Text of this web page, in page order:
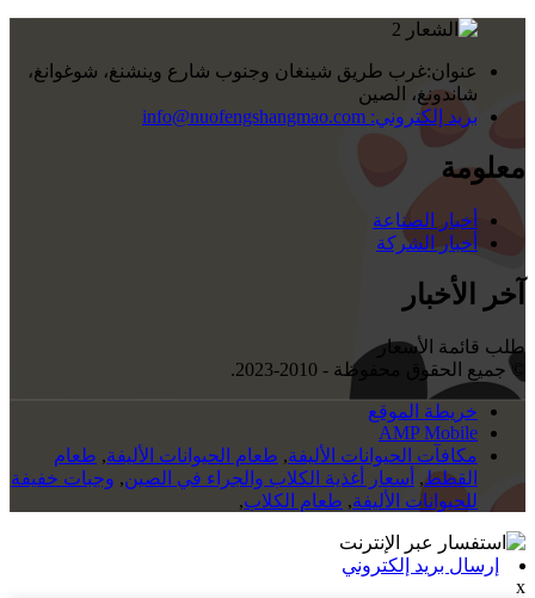
عنوان:غرب طريق شينغان وجنوب شارع وينشنغ، شوغوانغ،
شاندونغ، الصين
بريد إلكتروني:
معلومة
أخبار الصناعة
أخبار الشركة
آخر الأخبار
طلب قائمة الأسعار
© جميع الحقوق محفوظة - 2010-2023.
خريطة الموقع
AMP Mobile
مكافآت الحيوانات الأليفة, طعام الحيوانات الأليفة, طعام
القطط, أسعار أغذية الكلاب والجراء في الصين, وجبات خفيفة
للحيوانات الأليفة, طعام الكلاب,
إرسال بريد إلكتروني
x